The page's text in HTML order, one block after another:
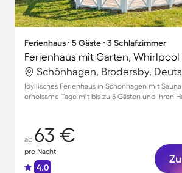
Ferienhaus ∙ 5 Gäste ∙ 3 Schlafzimmer
Ferienhaus mit Garten,
Schönhagen, Brodersby,
Idyllisches Ferienhaus in Schönhagen mit
erholsame Tage mit bis zu 5 Gästen und Ihren
ab 63 €
pro Nacht
4.0